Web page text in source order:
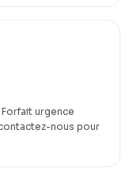
urgence
nous pour